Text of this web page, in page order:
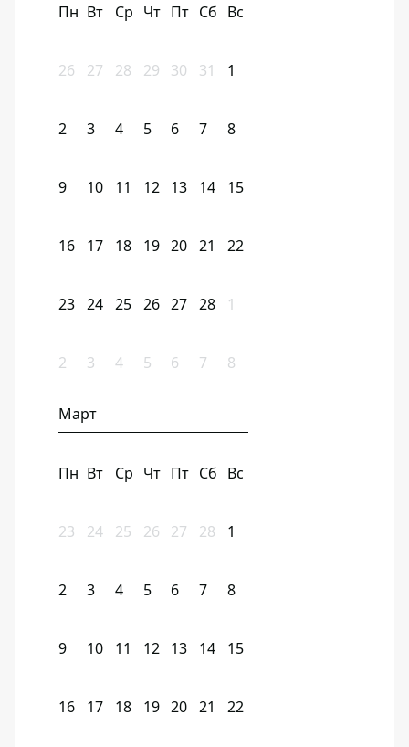
Пн Вт Ср Чт Пт Сб Вс
26 27 28 29 30 31 1
2 3 4 5 6 7 8
9 10 11 12 13 14 15
16 17 18 19 20 21 22
23 24 25 26 27 28 1
2 3 4 5 6 7 8
Март
Пн Вт Ср Чт Пт Сб Вс
23 24 25 26 27 28 1
2 3 4 5 6 7 8
9 10 11 12 13 14 15
16 17 18 19 20 21 22